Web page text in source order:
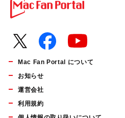
Mac Fan Portal について
お知らせ
運営会社
利用規約